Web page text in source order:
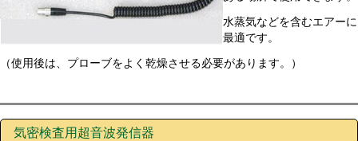
水蒸気などを含むエアーに
最適です。
（使用後は、プローブをよく乾燥させる必要があります。）
気密検査用超音波発信器